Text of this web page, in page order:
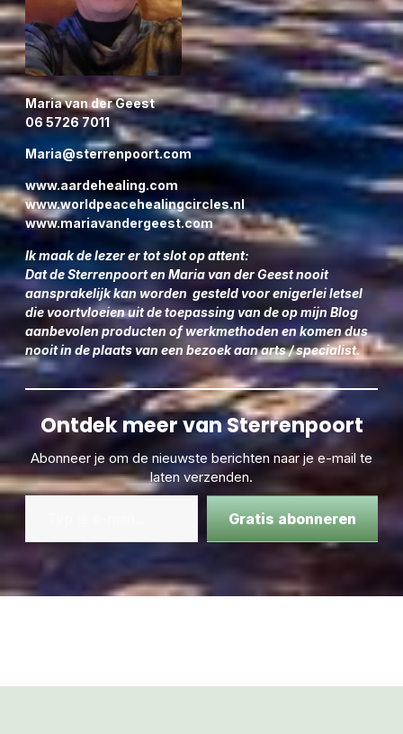
Maria van der Geest
06 5726 7011
Maria@sterrenpoort.com
www.aardehealing.com
www.worldpeacehealingcircles.nl
www.mariavandergeest.com
Ik maak de lezer er tot slot op attent:
Dat de Sterrenpoort en Maria van der Geest nooit
aansprakelijk kan worden gesteld voor enigerlei letsel
die voortvloeien uit de toepassing van de op mijn Blog
aanbevolen producten of werkmethoden en komen dus
nooit in de plaats van een bezoek aan arts / specialist.
Ontdek meer van Sterrenpoort
Abonneer je om de nieuwste berichten naar je e-mail te
laten verzenden.
Gratis abonneren